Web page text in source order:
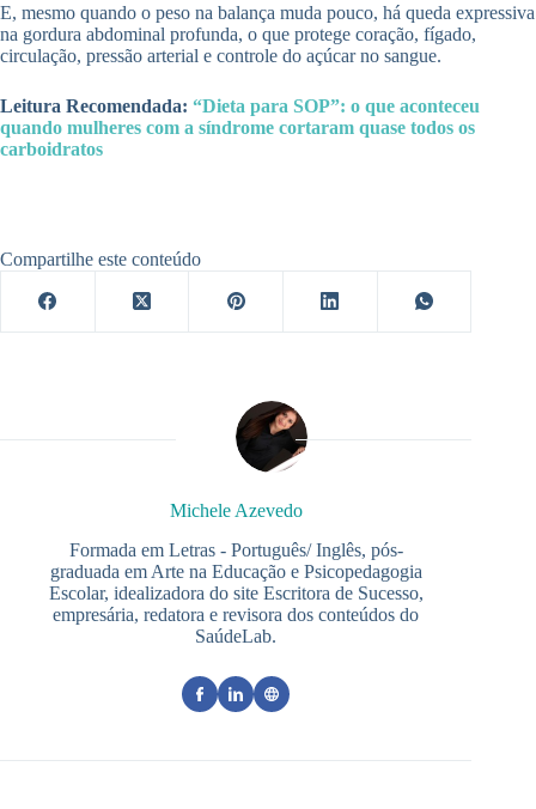
E, mesmo quando o peso na balança muda pouco, há queda expressiva
na gordura abdominal profunda, o que protege coração, fígado,
circulação, pressão arterial e controle do açúcar no sangue.
Leitura Recomendada: “Dieta para SOP”: o que aconteceu
quando mulheres com a síndrome cortaram quase todos os
carboidratos
Compartilhe este conteúdo
Michele Azevedo
Formada em Letras - Português/ Inglês, pós-
graduada em Arte na Educação e Psicopedagogia
Escolar, idealizadora do site Escritora de Sucesso,
empresária, redatora e revisora dos conteúdos do
SaúdeLab.